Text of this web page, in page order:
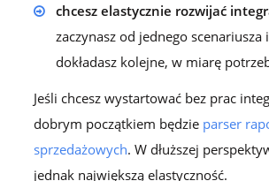
chcesz elastycznie rozwijać
zaczynasz od jednego scenariusza
dokładasz kolejne, w miarę
Jeśli chcesz wystartować bez prac
dobrym początkiem będzie parser
sprzedażowych. W dłuższej
jednak największą elastyczność.